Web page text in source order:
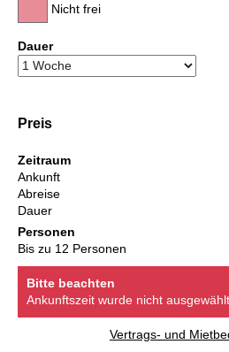
Nicht frei
Dauer
Preis
Zeitraum
Ankunft
Abreise
Dauer
Personen
Bis zu 12 Personen
Bitte beachten
Ankunftszeit wurde nicht ausgewählt.
Vertrags- und